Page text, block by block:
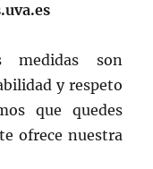
medidas son
y respeto
que quedes
ofrece nuestra